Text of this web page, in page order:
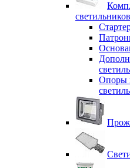
светильников
Опоры